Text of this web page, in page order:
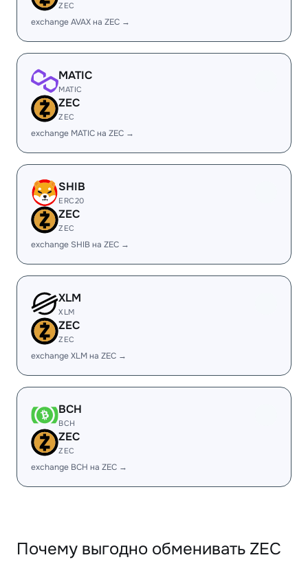
ZEC
exchange AVAX на ZEC →
MATIC
MATIC
ZEC
ZEC
exchange MATIC на ZEC →
SHIB
ERC20
ZEC
ZEC
exchange SHIB на ZEC →
XLM
XLM
ZEC
ZEC
exchange XLM на ZEC →
BCH
BCH
ZEC
ZEC
exchange BCH на ZEC →
Почему выгодно обменивать ZEC